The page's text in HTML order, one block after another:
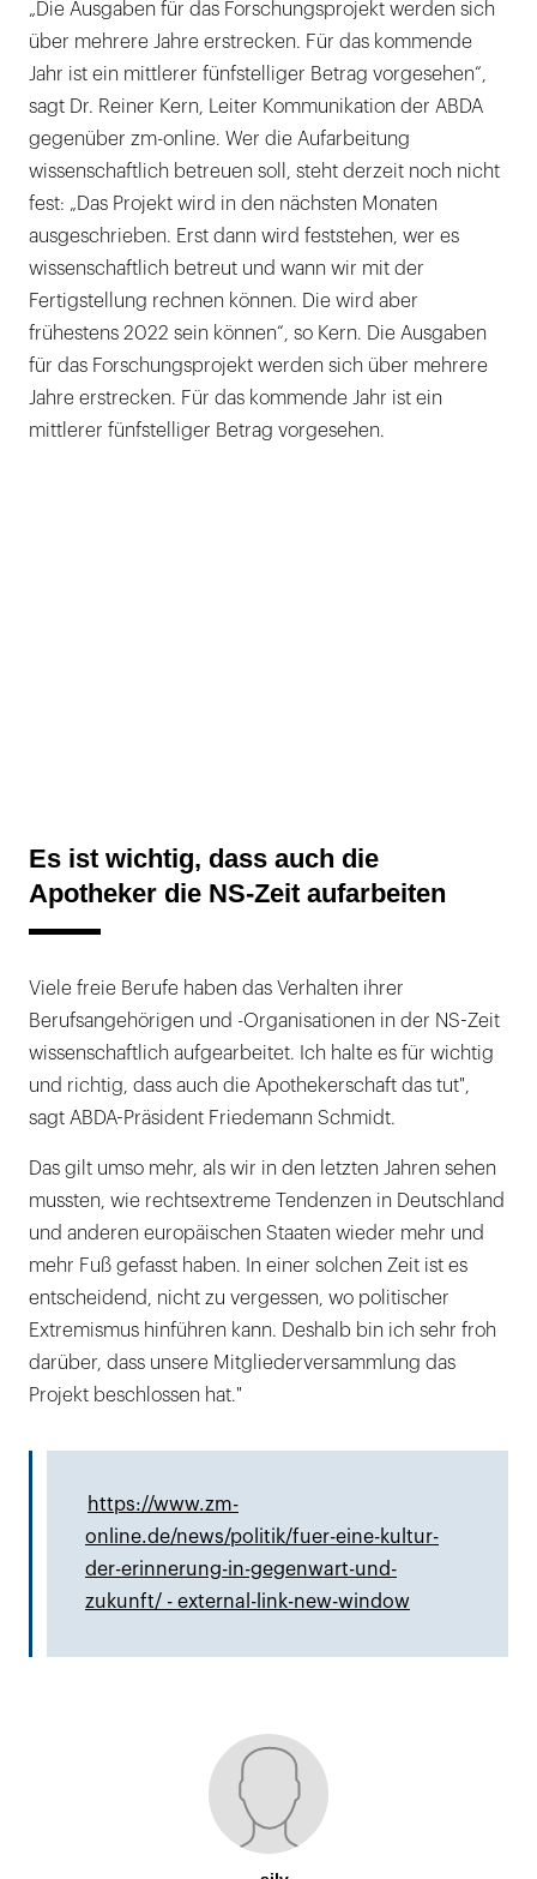
„Die Ausgaben für das Forschungsprojekt werden sich
über mehrere Jahre erstrecken. Für das kommende
Jahr ist ein mittlerer fünfstelliger Betrag vorgesehen“,
sagt Dr. Reiner Kern, Leiter Kommunikation der ABDA
gegenüber zm-online. Wer die Aufarbeitung
wissenschaftlich betreuen soll, steht derzeit noch nicht
fest: „Das Projekt wird in den nächsten Monaten
ausgeschrieben. Erst dann wird feststehen, wer es
wissenschaftlich betreut und wann wir mit der
Fertigstellung rechnen können. Die wird aber
frühestens 2022 sein können“, so Kern. Die Ausgaben
für das Forschungsprojekt werden sich über mehrere
Jahre erstrecken. Für das kommende Jahr ist ein
mittlerer fünfstelliger Betrag vorgesehen.
Es ist wichtig, dass auch die
Apotheker die NS-Zeit aufarbeiten
Viele freie Berufe haben das Verhalten ihrer
Berufsangehörigen und -Organisationen in der NS-Zeit
wissenschaftlich aufgearbeitet. Ich halte es für wichtig
und richtig, dass auch die Apothekerschaft das tut",
sagt ABDA-Präsident Friedemann Schmidt.
Das gilt umso mehr, als wir in den letzten Jahren sehen
mussten, wie rechtsextreme Tendenzen in Deutschland
und anderen europäischen Staaten wieder mehr und
mehr Fuß gefasst haben. In einer solchen Zeit ist es
entscheidend, nicht zu vergessen, wo politischer
Extremismus hinführen kann. Deshalb bin ich sehr froh
darüber, dass unsere Mitgliederversammlung das
Projekt beschlossen hat."
https://www.zm-
online.de/news/politik/fuer-eine-kultur-
der-erinnerung-in-gegenwart-und-
zukunft/ - external-link-new-window